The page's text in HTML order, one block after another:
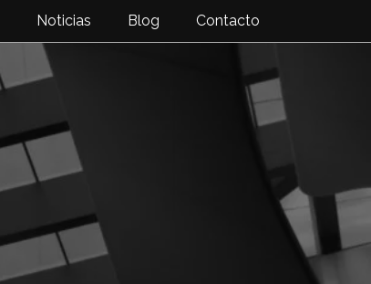
Noticias Blog Contacto